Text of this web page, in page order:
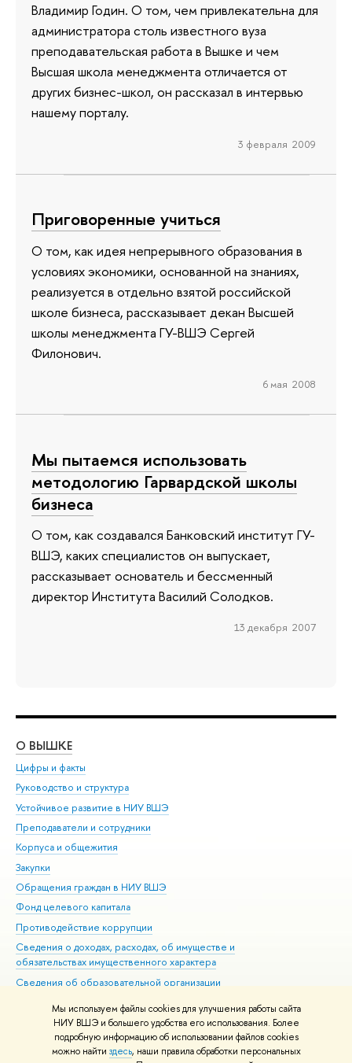
Мы используем файлы cookies для улучшения работы сайта
НИУ ВШЭ и большего удобства его использования. Более
подробную информацию об использовании файлов cookies
можно найти здесь, наши правила обработки персональных
Владимир Годин. О том, чем привлекательна для
администратора столь известного вуза
преподавательская работа в Вышке и чем
Высшая школа менеджмента отличается от
других бизнес-школ, он рассказал в интервью
нашему порталу.
3 февраля 2009
Приговоренные учиться
О том, как идея непрерывного образования в
условиях экономики, основанной на знаниях,
реализуется в отдельно взятой российской
школе бизнеса, рассказывает декан Высшей
школы менеджмента ГУ-ВШЭ Сергей
Филонович.
6 мая 2008
Мы пытаемся использовать
методологию Гарвардской школы
бизнеса
О том, как создавался Банковский институт ГУ-
ВШЭ, каких специалистов он выпускает,
рассказывает основатель и бессменный
директор Института Василий Солодков.
13 декабря 2007
О ВЫШКЕ
Цифры и факты
Руководство и структура
Устойчивое развитие в НИУ ВШЭ
Преподаватели и сотрудники
Корпуса и общежития
Закупки
Обращения граждан в НИУ ВШЭ
Фонд целевого капитала
Противодействие коррупции
Сведения о доходах, расходах, об имуществе и
обязательствах имущественного характера
Сведения об образовательной организации
Людям с ограниченными возможностями здоровья
Единая платежная страница
Работа в Вышке